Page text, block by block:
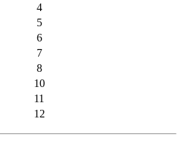
4
5
6
7
8
10
11
12